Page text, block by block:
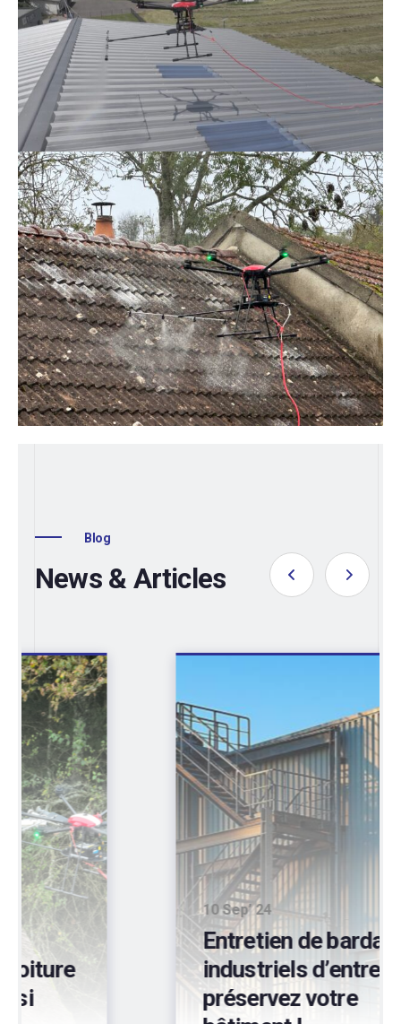
Blog
News & Articles
10 Sep’ 24
Entretien de bardages
industriels d’entrepôts:
préservez votre